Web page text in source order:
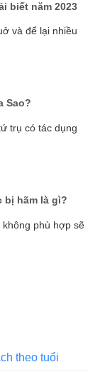
biết năm 2023
và để lại nhiều
Sao?
trụ có tác dụng
bị hãm là gì?
phù hợp sẽ
theo tuổi